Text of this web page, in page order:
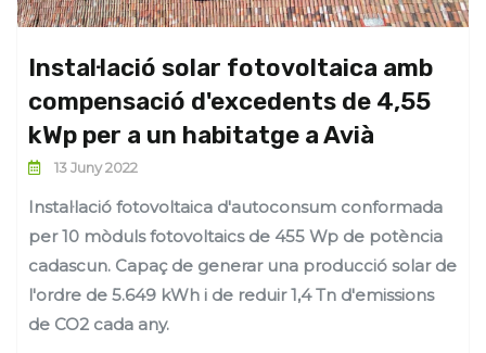
Instal·lació solar fotovoltaica amb
compensació d'excedents de 4,55
kWp per a un habitatge a Avià
13 Juny 2022
Instal·lació fotovoltaica d'autoconsum conformada
per 10 mòduls fotovoltaics de 455 Wp de potència
cadascun. Capaç de generar una producció solar de
l'ordre de 5.649 kWh i de reduir 1,4 Tn d'emissions
de CO2 cada any.